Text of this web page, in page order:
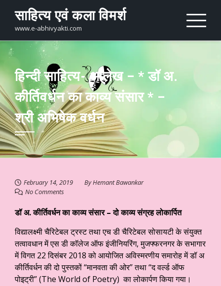
content
साहित्य एवं कला विमर्श
www.e-abhivyakti.com
हिन्दी साहित्य- आलेख – * डॉ अ.
कीर्तिवर्धन का काव्य संसार * –
श्री अभिषेक वर्धन
February 14, 2019 ByHemant Bawankar
No Comments
डॉ अ. कीर्तिवर्धन का काव्य संसार – दो काव्य संग्रह लोकार्पित
विद्यालक्ष्मी चैरिटेबल ट्रस्ट तथा एच डी चैरिटेबल सोसायटी के संयुक्त
तत्वावधान में एस डी कॉलेज ऑफ इंजीनियरिंग, मुजफ्फरनगर के सभागार
में विगत 22 दिसंबर 2018 को आयोजित अविस्मरणीय समारोह में डॉ अ
कीर्तिवर्धन की दो पुस्तकों “मानवता की ओर” तथा “द वर्ल्ड ऑफ
पोइट्री” (The World of Poetry) का लोकार्पण किया गया।